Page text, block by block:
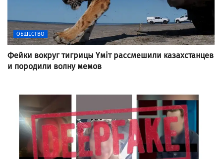
ОБЩЕСТВО
Фейки вокруг тигрицы Үміт рассмешили казахстанцев
и породили волну мемов